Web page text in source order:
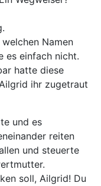
Namen
es einfach nicht.
hatte diese
ihr zugetraut
und es
reiten
und steuerte
soll, Ailgrid! Du